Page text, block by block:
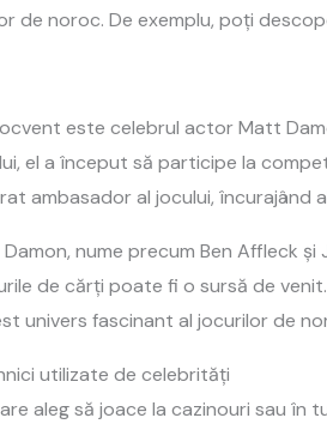
de noroc. De exemplu, poți
este celebrul actor Matt
el a început să participe la
ambasador al jocului, încurajând
nume precum Ben Affleck
de cărți poate fi o sursă de
univers fascinant al jocurilor de
utilizate de celebrități
aleg să joace la cazinouri sau în